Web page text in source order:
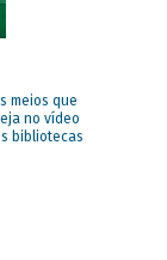
meios que
no vídeo
bibliotecas